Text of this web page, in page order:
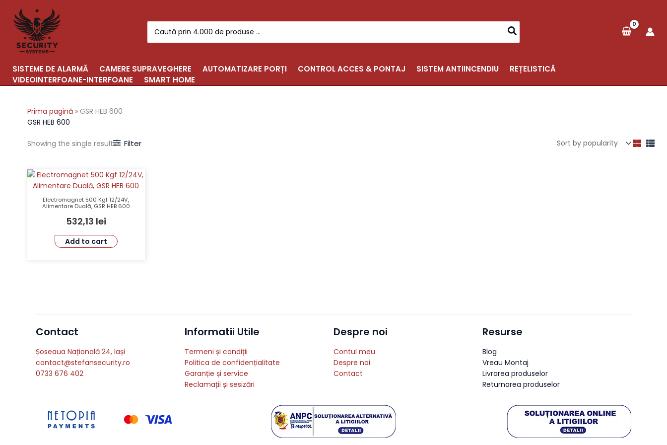
content
for:
SISTEME DE ALARMĂ CAMERE SUPRAVEGHERE AUTOMATIZARE PORȚI CONTROL ACCES & PONTAJ SISTEM ANTIINCENDIU
REȚELISTICĂ
VIDEOINTERFOANE-INTERFOANE
SMART HOME
Prima pagină » GSR HEB 600
GSR HEB 600
Showing the single result Filter
Electromagnet 500 Kgf 12/24V,
Alimentare Duală, GSR HEB 600
532,13 lei
Add to cart
Contact
Șoseaua Națională 24, Iași
contact@stefansecurity.ro
0733 676 402
Informatii Utile
Termeni și condiții
Politica de confidențialitate
Garanție și service
Reclamații și sesizări
Despre noi
Contul meu
Despre noi
Contact
Resurse
Blog
Vreau Montaj
Livrarea produselor
Returnarea produselor